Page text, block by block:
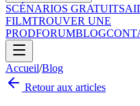
SCÉNARIOS GRATUITS
FILMTROUVER UNE
PRODFORUMBLOG
Accueil/Blog
Retour aux articles